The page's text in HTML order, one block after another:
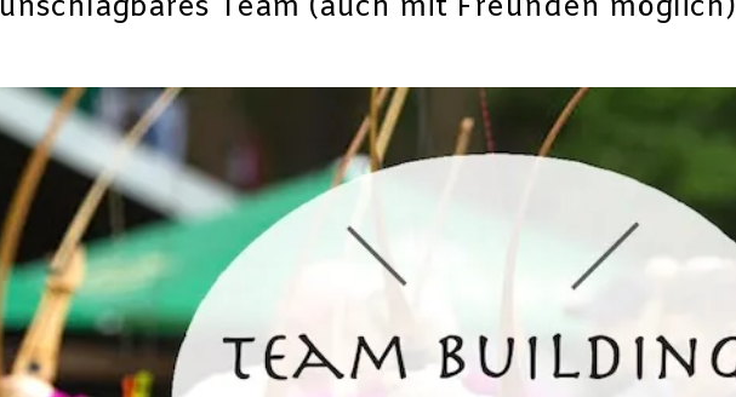
unschlagbares Team (auch mit Freunden möglich)